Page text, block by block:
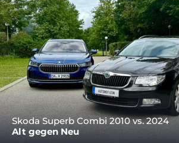
Skoda Superb Combi 2010 vs. 2024
Alt gegen Neu